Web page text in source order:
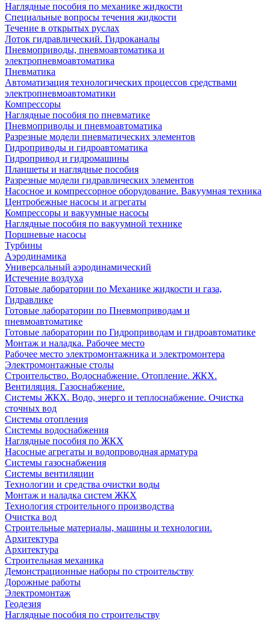
Наглядные пособия по механике жидкости
Специальные вопросы течения жидкости
Течение в открытых руслах
Лоток гидравлический. Гидроканалы
Пневмоприводы, пневмоавтоматика и
электропневмоавтоматика
Пневматика
Автоматизация технологических процессов средствами
электропневмоавтоматики
Компрессоры
Наглядные пособия по пневматике
Пневмоприводы и пневмоавтоматика
Разрезные модели пневматических элементов
Гидроприводы и гидроавтоматика
Гидропривод и гидромашины
Планшеты и наглядные пособия
Разрезные модели гидравлических элементов
Насосное и компрессорное оборудование. Вакуумная техника
Центробежные насосы и агрегаты
Компрессоры и вакуумные насосы
Наглядные пособия по вакуумной технике
Поршневые насосы
Турбины
Аэродинамика
Универсальный аэродинамический
Истечение воздуха
Готовые лаборатории по Механике жидкости и газа,
Гидравлике
Готовые лаборатории по Пневмоприводам и
пневмоавтоматике
Готовые лаборатории по Гидроприводам и гидроавтоматике
Монтаж и наладка. Рабочее место
Рабочее место электромонтажника и электромонтера
Электромонтажные столы
Строительство. Водоснабжение. Отопление. ЖКХ.
Вентиляция. Газоснабжение.
Системы ЖКХ. Водо, энерго и теплоснабжение. Очистка
сточных вод
Системы отопления
Системы водоснабжения
Наглядные пособия по ЖКХ
Насосные агрегаты и водопроводная арматура
Системы газоснабжения
Системы вентиляции
Технологии и средства очистки воды
Монтаж и наладка систем ЖКХ
Технология строительного производства
Очистка вод
Строительные материалы, машины и технологии.
Архитектура
Архитектура
Cтроительная механика
Демонстрационные наборы по строительству
Дорожные работы
Электромонтаж
Геодезия
Наглядные пособия по строительству